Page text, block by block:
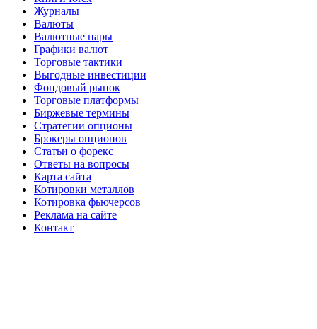
Журналы
Валюты
Валютные пары
Графики валют
Торговые тактики
Выгодные инвестиции
Фондовый рынок
Торговые платформы
Биржевые термины
Стратегии опционы
Брокеры опционов
Статьи о форекс
Ответы на вопросы
Карта сайта
Котировки металлов
Котировка фьючерсов
Реклама на сайте
Контакт